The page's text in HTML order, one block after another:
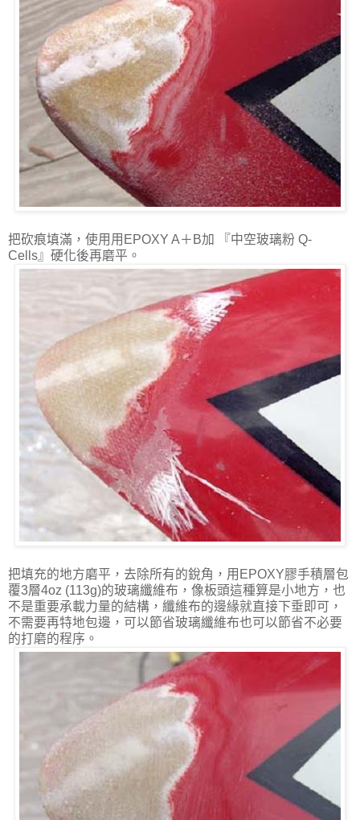
把砍痕填滿，使用用EPOXY A＋B加 『中空玻璃粉 Q-
Cells』硬化後再磨平。
把填充的地方磨平，去除所有的銳角，用EPOXY膠手積層包
覆3層4oz (113g)的玻璃纖維布，像板頭這種算是小地方，也
不是重要承載力量的結構，纖維布的邊緣就直接下垂即可，
不需要再特地包邊，可以節省玻璃纖維布也可以節省不必要
的打磨的程序。